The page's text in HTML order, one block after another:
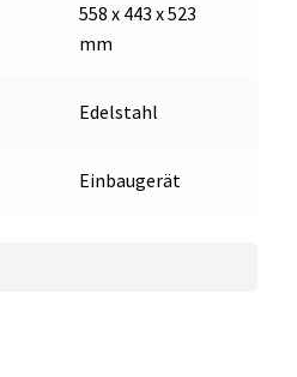
558 x 443 x 523
mm
Edelstahl
Einbaugerät